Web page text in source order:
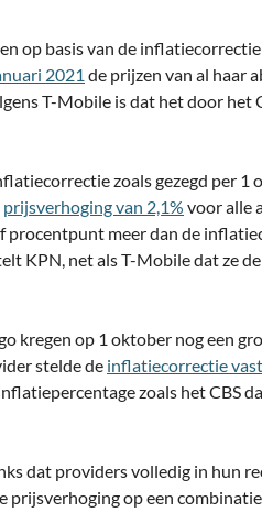
op basis van de
2021 de prijzen van al haar
T-Mobile is dat het door het
zoals gezegd per 1
prijsverhoging van 2,1% voor alle
procentpunt meer dan de
KPN, net als T-Mobile dat ze
kregen op 1 oktober nog een
stelde de inflatiecorrectie
zoals het CBS
dat providers volledig in hun
prijsverhoging op een